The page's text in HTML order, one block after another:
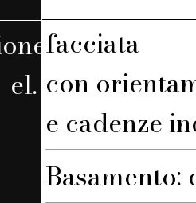
el.
facciata
con
e cadenze